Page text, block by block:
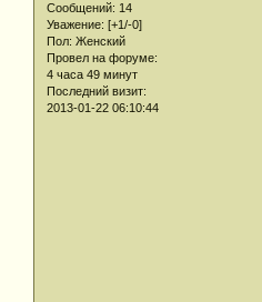
Сообщений: 14
Уважение: [+1/-0]
Пол: Женский
Провел на форуме:
4 часа 49 минут
Последний визит:
2013-01-22 06:10:44